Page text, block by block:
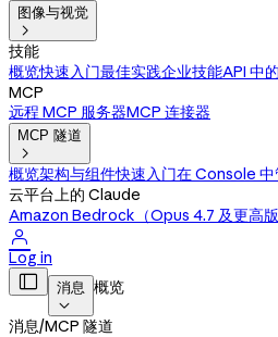
图像与视觉

技能
概览快速入门最佳实践企业技能API 中
MCP
远程 MCP 服务器MCP 连接器
MCP 隧道

概览架构与组件快速入门在 Console 中
云平台上的 Claude
Amazon Bedrock（Opus 4.7 及更高版

Log in
 消息

概览
消息/MCP 隧道